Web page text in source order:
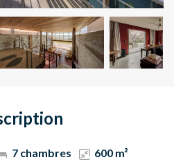
7 chambres
600 m²